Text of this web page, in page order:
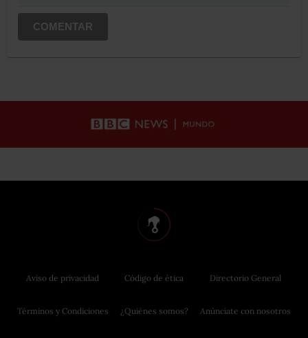
COMENTAR
Aviso de privacidad
Términos y Condiciones
Código de ética
¿Quiénes somos?
Directorio General
Anúnciate con nosotros